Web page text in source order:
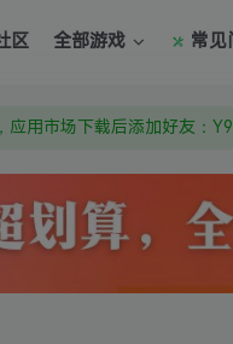
区 全部游戏 常见
系删除：fuyej@qq.com 附
联系客服，百度网盘边上的